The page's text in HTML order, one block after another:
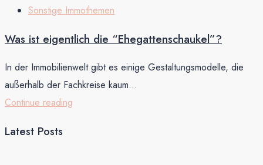
Sonstige Immothemen
Was ist eigentlich die “Ehegattenschaukel”?
In der Immobilienwelt gibt es einige Gestaltungsmodelle, die
außerhalb der Fachkreise kaum...
Continue reading
Latest Posts